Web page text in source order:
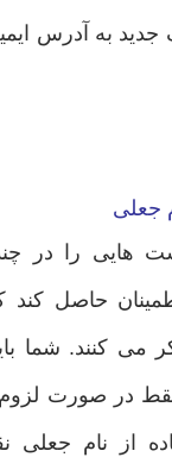
به آدرس
هایی را در
حاصل کند
می کنند. شما
در صورت لزوم
از نام